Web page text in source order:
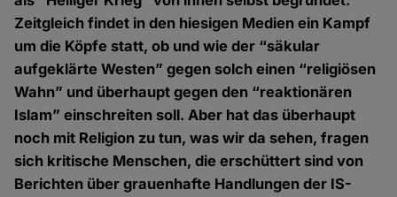
Zeitgleich findet in den hiesigen Medien ein Kampf
um die Köpfe statt, ob und wie der “säkular
aufgeklärte Westen” gegen solch einen “religiösen
Wahn” und überhaupt gegen den “reaktionären
Islam” einschreiten soll. Aber hat das überhaupt
noch mit Religion zu tun, was wir da sehen, fragen
sich kritische Menschen, die erschüttert sind von
Berichten über grauenhafte Handlungen der IS-